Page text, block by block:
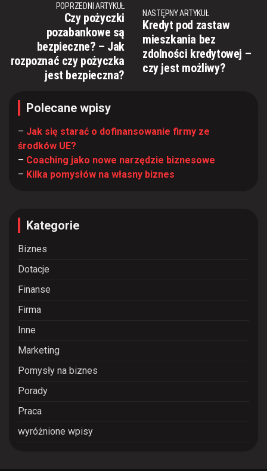
POPRZEDNI ARTYKUŁ
Czy pożyczki
pozabankowe są
bezpieczne? – Jak
rozpoznać czy pożyczka
jest bezpieczna?
NASTĘPNY ARTYKUŁ
Kredyt pod zastaw
mieszkania bez
zdolności kredytowej –
czy jest możliwy?
Polecane wpisy
– Jak się starać o dofinansowanie firmy ze
środków UE?
– Coaching jako nowe narzędzie biznesowe
– Kilka pomysłów na własny biznes
Kategorie
Biznes
Dotacje
Finanse
Firma
Inne
Marketing
Pomysły na biznes
Porady
Praca
wyróżnione wpisy